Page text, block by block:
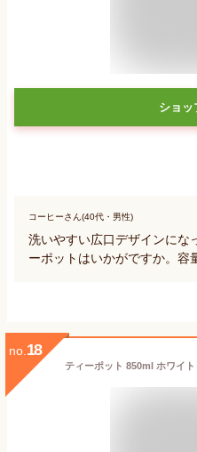
ショッ
コーヒーさん(40代・男性)
洗いやすい広口デザインにな
ーポットはいかがですか。容
no. 18